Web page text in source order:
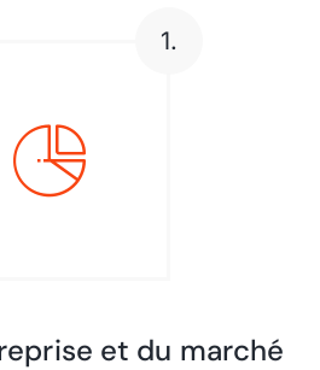
1.
et du marché